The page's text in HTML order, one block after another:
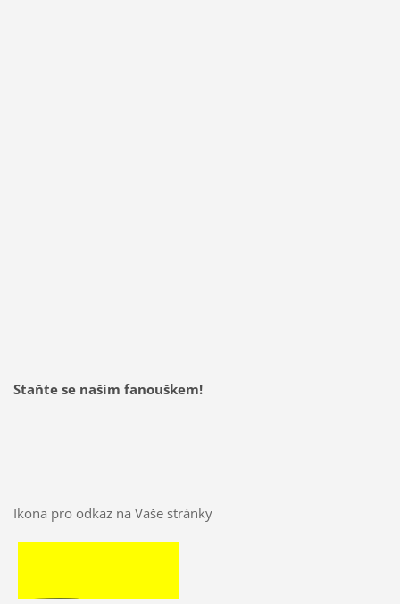
Staňte se naším fanouškem!
Ikona pro odkaz na Vaše stránky